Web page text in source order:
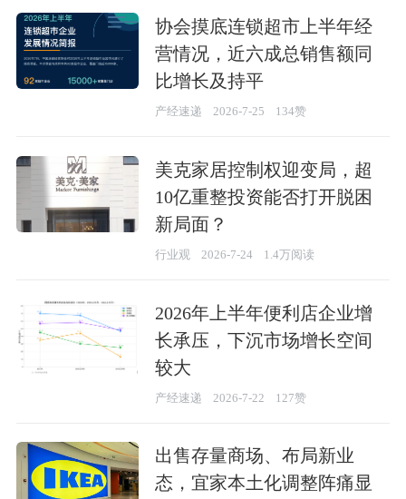
协会摸底连锁超市上半年经
营情况，近六成总销售额同
比增长及持平
产经速递 2026-7-25 134赞
美克家居​控制权迎变局，超
10亿重整投资能否打开脱困
新局面？
行业观 2026-7-24 1.4万阅读
2026年上半年便利店企业增
长承压，下沉市场增长空间
较大
产经速递 2026-7-22 127赞
出售存量商场、布局新业
态，宜家本土化调整阵痛显